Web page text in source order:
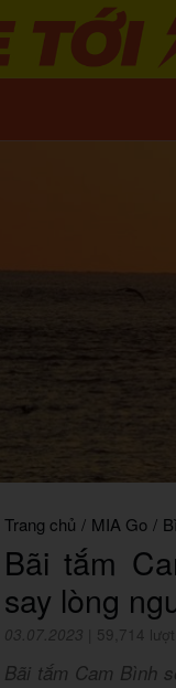
Trang chủ / MIA Go /
Bãi tắm
say lòng
03.07.2023 59,714
Bãi tắm Cam Bình